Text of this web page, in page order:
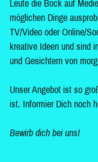
Leute die Bock auf
möglichen Dinge
TV/Video oder Online/
kreative Ideen und sind
und Gesichtern von
Unser Angebot ist so
ist. Informier Dich noch
Bewirb dich bei uns!